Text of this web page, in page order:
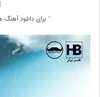
” برای دانلود